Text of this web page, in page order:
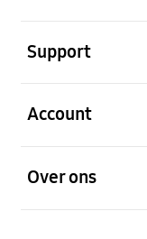
Support
Account
Over ons